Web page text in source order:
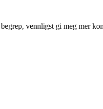
vennligst gi meg mer